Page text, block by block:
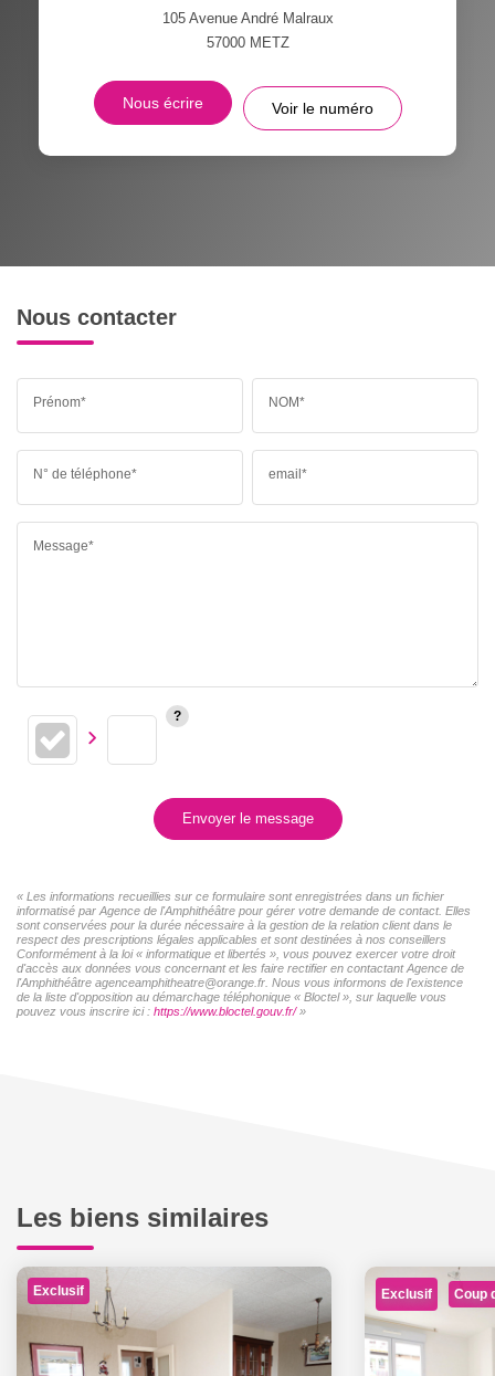
105 Avenue André Malraux
57000 METZ
Nous écrire Voir le numéro
Nous contacter
Prénom* NOM*
N° de téléphone* email*
Message*
Envoyer le message
« Les informations recueillies sur ce formulaire sont enregistrées dans un fichier
informatisé par Agence de l'Amphithéâtre pour gérer votre demande de contact. Elles
sont conservées pour la durée nécessaire à la gestion de la relation client dans le
respect des prescriptions légales applicables et sont destinées à nos conseillers
Conformément à la loi « informatique et libertés », vous pouvez exercer votre droit
d'accès aux données vous concernant et les faire rectifier en contactant Agence de
l'Amphithéâtre agenceamphitheatre@orange.fr. Nous vous informons de l'existence
de la liste d'opposition au démarchage téléphonique « Bloctel », sur laquelle vous
pouvez vous inscrire ici : https://www.bloctel.gouv.fr/»
Les biens similaires
Exclusif Exclusif Coup